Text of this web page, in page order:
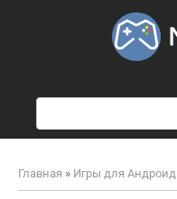
Главная » Игры для Андроид